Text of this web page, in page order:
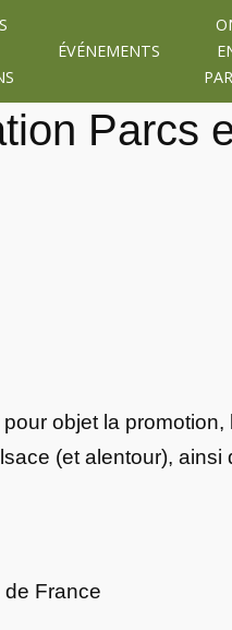
ÉVÉNEMENTS
Parcs
objet la
(et alentour),